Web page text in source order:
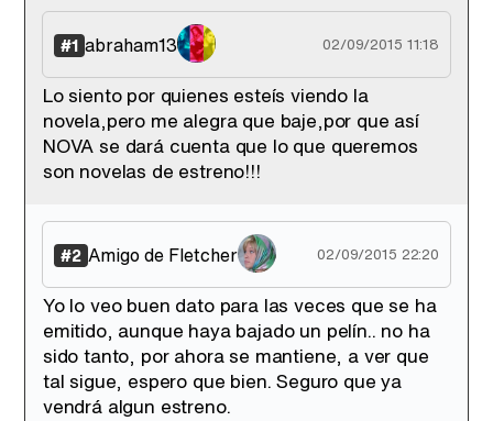
'120 Minutos' celebra sus 2.000 programas en Telemadrid con un vídeo del día a día en la redacción
Tráiler en catalán de 'Ravalear', la nueva serie de HBO Max sobre los fondos buitre
#1 abraham13 02/09/2015 11:18
Lo siento por quienes esteís viendo la
novela,pero me alegra que baje,por que así
NOVA se dará cuenta que lo que queremos
son novelas de estreno!!!
#2 Amigo de Fletcher 02/09/2015 22:20
Yo lo veo buen dato para las veces que se ha
emitido, aunque haya bajado un pelín.. no ha
sido tanto, por ahora se mantiene, a ver que
tal sigue, espero que bien. Seguro que ya
vendrá algun estreno.